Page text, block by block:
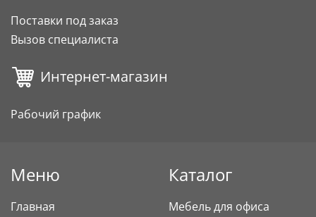
Поставки под заказ
Вызов специалиста
Интернет-магазин
Рабочий график
Меню
Главная
Каталог
Мебель для офиса